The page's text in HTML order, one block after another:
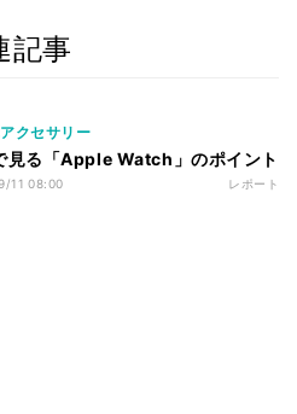
記事
クセサリー
見る「Apple Watch」のポイント
11 08:00 レポート